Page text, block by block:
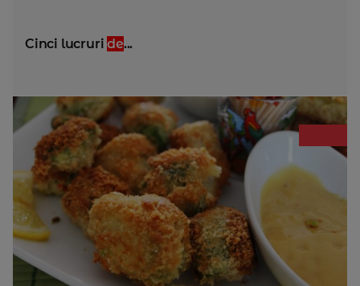
Cinci lucruride...